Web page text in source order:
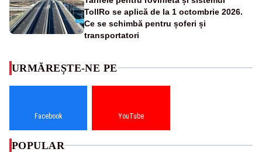
TollRo se aplică de la 1 octombrie 2026.
Ce se schimbă pentru șoferi și
transportatori
URMĂREȘTE-NE PE
Facebook YouTube
POPULAR